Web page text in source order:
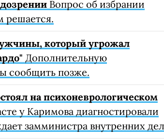
Вопрос об избрании
решается.
который угрожал
Дополнительную
сообщить позже.
на психоневрологическом
у Каримова диагностировали
замминистра внутренних